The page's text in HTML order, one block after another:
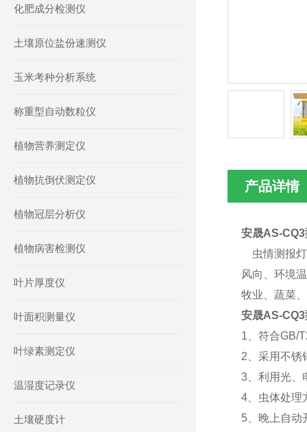
化肥成分检测仪
土壤原位盐份速测仪
玉米考种分析系统
称重型自动数粒仪
植物营养测定仪
植物抗倒伏测定仪
植物冠层分析仪
植物病害检测仪
叶片厚度仪
叶面积测量仪
叶绿素测定仪
温湿度记录仪
土壤硬度计
产品详情
安晟AS-
虫情测报灯
风向、环境
牧业、蔬菜
安晟AS-
1、符合GB/
2、采用不锈
3、利用光、
4、虫体处理
5、晚上自动